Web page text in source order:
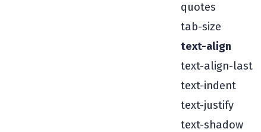
quotes
tab-size
text-align
text-align-last
text-indent
text-justify
text-shadow